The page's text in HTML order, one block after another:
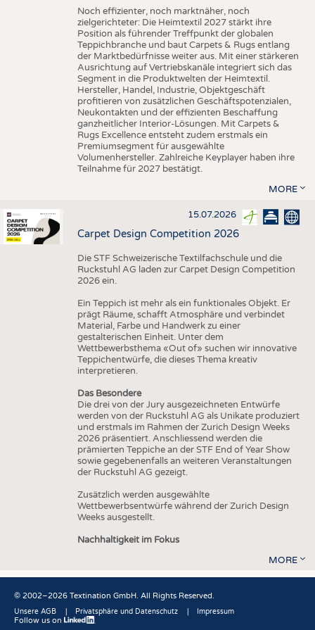
Noch effizienter, noch marktnäher, noch
zielgerichteter: Die Heimtextil 2027 stärkt ihre
Position als führender Treffpunkt der globalen
Teppichbranche und baut Carpets & Rugs entlang
der Marktbedürfnisse weiter aus. Mit einer stärkeren
Ausrichtung auf Vertriebskanäle integriert sich das
Segment in die Produktwelten der Heimtextil.
Hersteller, Handel, Industrie, Objektgeschäft
profitieren von zusätzlichen Geschäftspotenzialen,
Neukontakten und der effizienten Beschaffung
ganzheitlicher Interior-Lösungen. Mit Carpets &
Rugs Excellence entsteht zudem erstmals ein
Premiumsegment für ausgewählte
Volumenhersteller. Zahlreiche Keyplayer haben ihre
Teilnahme für 2027 bestätigt.
MORE
15.07.2026
Carpet Design Competition 2026
Die STF Schweizerische Textilfachschule und die
Ruckstuhl AG laden zur Carpet Design Competition
2026 ein.
Ein Teppich ist mehr als ein funktionales Objekt. Er
prägt Räume, schafft Atmosphäre und verbindet
Material, Farbe und Handwerk zu einer
gestalterischen Einheit. Unter dem
Wettbewerbsthema «Out of» suchen wir innovative
Teppichentwürfe, die dieses Thema kreativ
interpretieren.
Das Besondere
Die drei von der Jury ausgezeichneten Entwürfe
werden von der Ruckstuhl AG als Unikate produziert
und erstmals im Rahmen der Zurich Design Weeks
2026 präsentiert. Anschliessend werden die
prämierten Teppiche an der STF End of Year Show
sowie gegebenenfalls an weiteren Veranstaltungen
der Ruckstuhl AG gezeigt.
Zusätzlich werden ausgewählte
Wettbewerbsentwürfe während der Zurich Design
Weeks ausgestellt.
Nachhaltigkeit im Fokus
MORE
© 2002–2026 Textination GmbH. All Rights Reserved.
Fußbereich
Unsere AGB Privatsphäre und Datenschutz Impressum
Follow us on